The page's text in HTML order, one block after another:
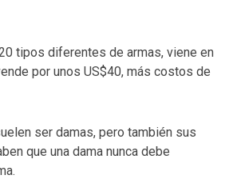
tipos diferentes de armas, viene en
por unos US$40, más costos de
ser damas, pero también sus
que una dama nunca debe